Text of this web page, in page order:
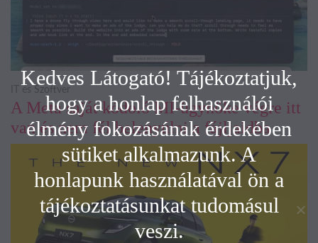
A Meta saját kódoló MI-ügynöke végre itt
van és nem fél belenyúlni a fájljaidba
IT és Szoftver
Kedves Látogató! Tájékoztatjuk,
hogy a honlap felhasználói
élmény fokozásának érdekében
sütiket alkalmazunk. A
honlapunk használatával ön a
tájékoztatásunkat tudomásul
veszi.